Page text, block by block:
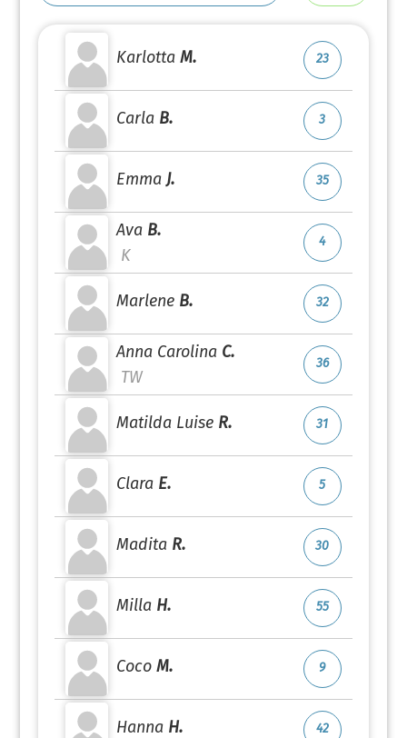
Karlotta M. 23
Carla B. 3
Emma J. 35
Ava B.
K
4
Marlene B. 32
Anna Carolina C.
TW
36
Matilda Luise R. 31
Clara E. 5
Madita R. 30
Milla H. 55
Coco M. 9
Hanna H. 42